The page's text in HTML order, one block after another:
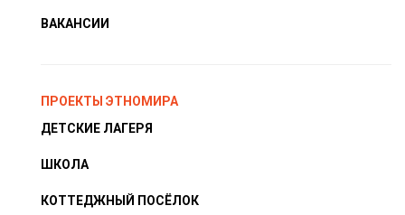
ВАКАНСИИ
ПРОЕКТЫ ЭТНОМИРА
ДЕТСКИЕ ЛАГЕРЯ
ШКОЛА
КОТТЕДЖНЫЙ ПОСЁЛОК